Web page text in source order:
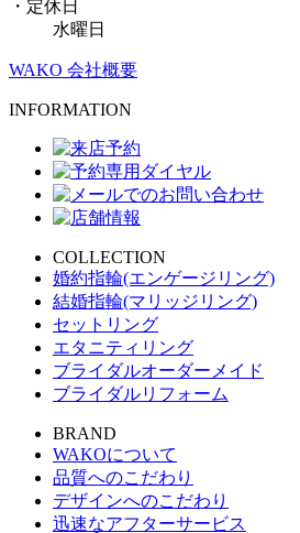
・定休日
水曜日
WAKO 会社概要
INFORMATION
COLLECTION
婚約指輪(エンゲージリング)
結婚指輪(マリッジリング)
セットリング
エタニティリング
ブライダルオーダーメイド
ブライダルリフォーム
BRAND
WAKOについて
品質へのこだわり
デザインへのこだわり
迅速なアフターサービス